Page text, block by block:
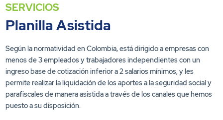
SERVICIOS
Planilla Asistida
Según la normatividad en Colombia, está dirigido a empresas con
menos de 3 empleados y trabajadores independientes con un
ingreso base de cotización inferior a 2 salarios mínimos, y les
permite realizar la liquidación de los aportes a la seguridad social y
parafiscales de manera asistida a través de los canales que hemos
puesto a su disposición.